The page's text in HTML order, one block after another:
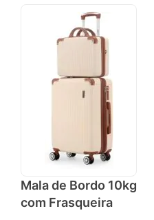
Mala de Bordo 10kg
com Frasqueira